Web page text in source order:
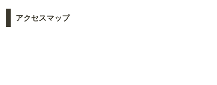
アクセスマップ